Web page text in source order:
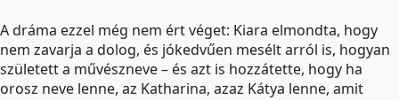
A dráma ezzel még nem ért véget: Kiara elmondta, hogy
nem zavarja a dolog, és jókedvűen mesélt arról is, hogyan
született a művészneve – és azt is hozzátette, hogy ha
orosz neve lenne, az Katharina, azaz Kátya lenne, amit